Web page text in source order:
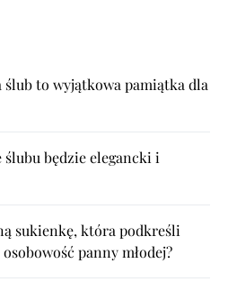
to wyjątkowa pamiątka dla
będzie elegancki i
sukienkę, która podkreśli
panny młodej?